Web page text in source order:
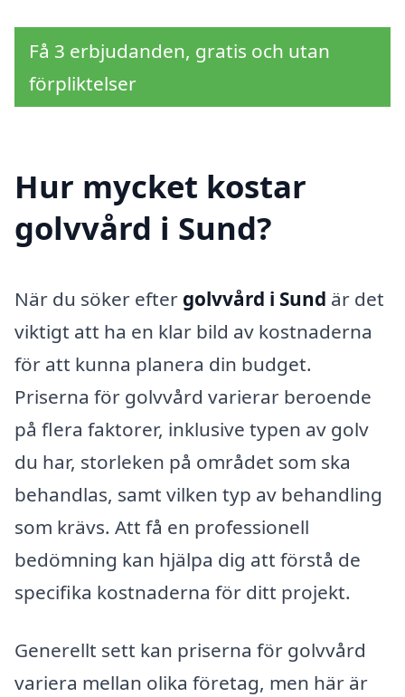
Få 3 erbjudanden, gratis och utan
förpliktelser
Hur mycket kostar
golvvård i Sund?
När du söker efter golvvård i Sund är det
viktigt att ha en klar bild av kostnaderna
för att kunna planera din budget.
Priserna för golvvård varierar beroende
på flera faktorer, inklusive typen av golv
du har, storleken på området som ska
behandlas, samt vilken typ av behandling
som krävs. Att få en professionell
bedömning kan hjälpa dig att förstå de
specifika kostnaderna för ditt projekt.
Generellt sett kan priserna för golvvård
variera mellan olika företag, men här är